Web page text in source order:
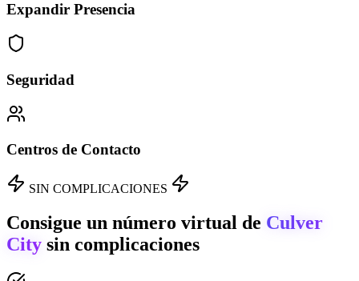
Expandir Presencia
Seguridad
Centros de Contacto
SIN COMPLICACIONES
Consigue un número virtual de Culver
City sin complicaciones